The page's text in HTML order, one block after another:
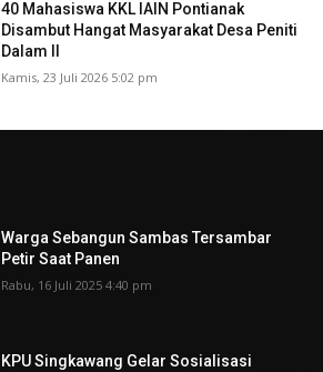
40 Mahasiswa KKL IAIN Pontianak
Disambut Hangat Masyarakat Desa Peniti
Dalam II
Kamis, 23 Juli 2026 5:02 pm
Warga Sebangun Sambas Tersambar
Petir Saat Panen
Rabu, 16 Juli 2025 4:40 pm
KPU Singkawang Gelar Sosialisasi